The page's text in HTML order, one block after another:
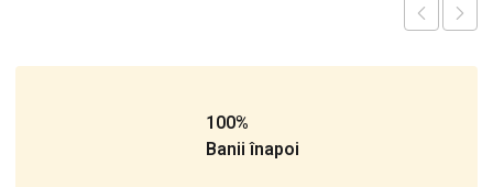
100%
Banii înapoi